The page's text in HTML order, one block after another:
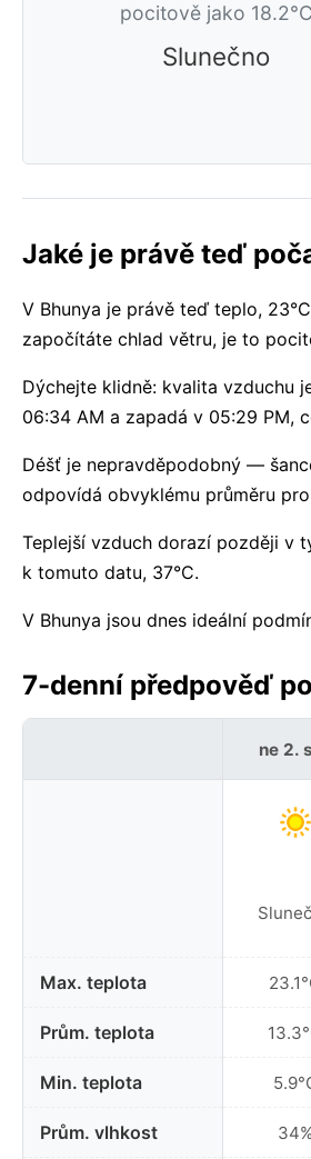
pocitově jako 18.2°C
Slunečno
Jaké je právě teď
V Bhunya je právě teď teplo,
započítáte chlad větru, je to
Dýchejte klidně: kvalita vzduchu
06:34 AM a zapadá v 05:29 PM,
Déšť je nepravděpodobný —
odpovídá obvyklému průměru
Teplejší vzduch dorazí později v
k tomuto datu, 37°C.
V Bhunya jsou dnes ideální
7-denní předpověď
Max. teplota
Prům. teplota
Min. teplota
Prům. vlhkost
ne 2.
34%